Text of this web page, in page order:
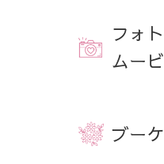
フォト
ムー
ブーケ